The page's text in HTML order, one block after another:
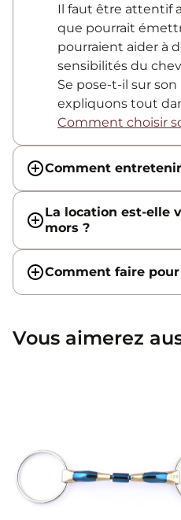
Il faut être attentif
que pourrait
pourraient aider à
sensibilités du
Se pose-t-il sur
expliquons tout
Comment choisir
Comment
La location est-elle
mors ?
Comment faire
Vous aimerez